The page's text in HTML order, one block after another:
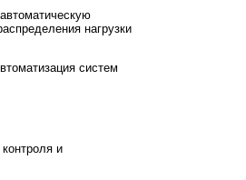
нагрузки
систем
и